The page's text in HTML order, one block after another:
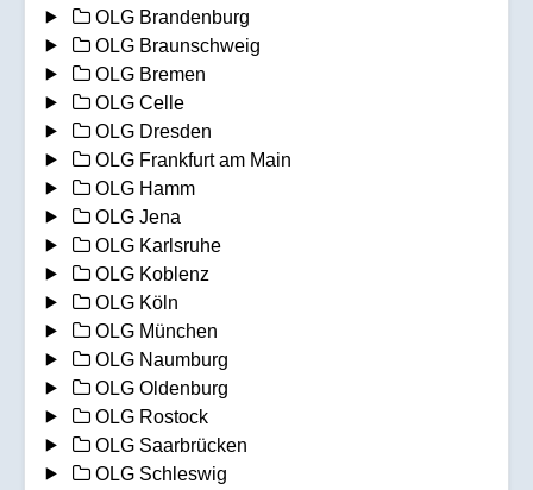
OLG Brandenburg
OLG Braunschweig
OLG Bremen
OLG Celle
OLG Dresden
OLG Frankfurt am Main
OLG Hamm
OLG Jena
OLG Karlsruhe
OLG Koblenz
OLG Köln
OLG München
OLG Naumburg
OLG Oldenburg
OLG Rostock
OLG Saarbrücken
OLG Schleswig